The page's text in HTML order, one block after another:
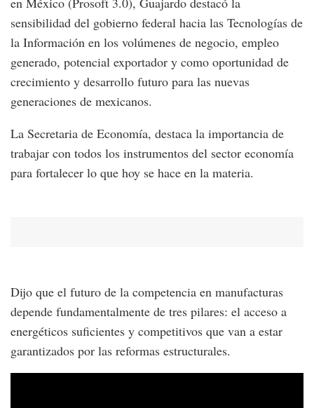
sensibilidad del gobierno federal hacia las Tecnologías de
la Información en los volúmenes de negocio, empleo
generado, potencial exportador y como oportunidad de
crecimiento y desarrollo futuro para las nuevas
generaciones de mexicanos.
La Secretaria de Economía, destaca la importancia de
trabajar con todos los instrumentos del sector economía
para fortalecer lo que hoy se hace en la materia.
Dijo que el futuro de la competencia en manufacturas
depende fundamentalmente de tres pilares: el acceso a
energéticos suficientes y competitivos que van a estar
garantizados por las reformas estructurales.